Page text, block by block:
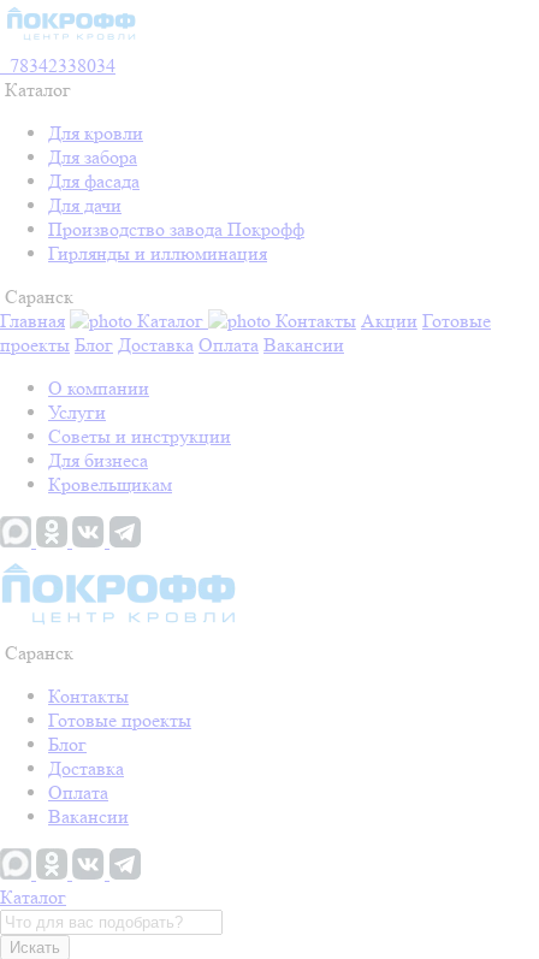
78342338034
Каталог
Для кровли
Для забора
Для фасада
Для дачи
Производство завода Покрофф
Гирлянды и иллюминация
Саранск
Главная
Каталог Контакты Акции Готовые
проекты Блог Доставка Оплата Вакансии
О компании
Услуги
Советы и инструкции
Для бизнеса
Кровельщикам
Саранск
Контакты
Готовые проекты
Блог
Доставка
Оплата
Вакансии
Каталог
Искать